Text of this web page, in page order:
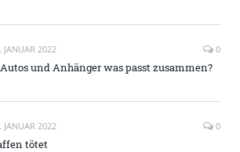
JANUAR 2022 0
und Anhänger was passt zusammen?
JANUAR 2022 0
tötet